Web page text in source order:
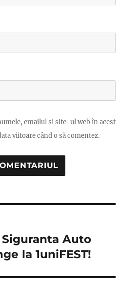
emailul și site-ul web în acest
viitoare când o să comentez.
Siguranta Auto
la 1uniFEST!